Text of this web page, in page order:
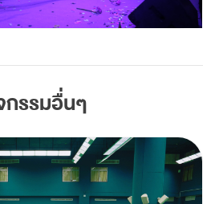
รรมอื่นๆ